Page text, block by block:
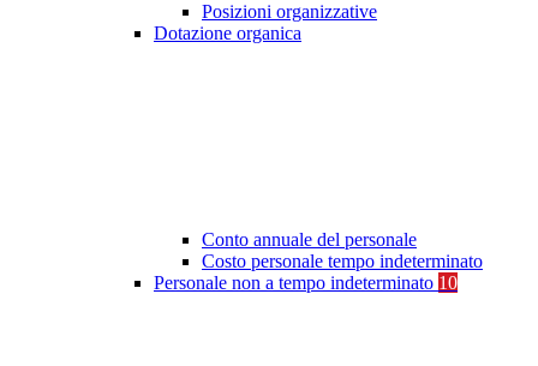
Posizioni organizzative
Dotazione organica
Conto annuale del personale
Costo personale tempo indeterminato
Personale non a tempo indeterminato 10